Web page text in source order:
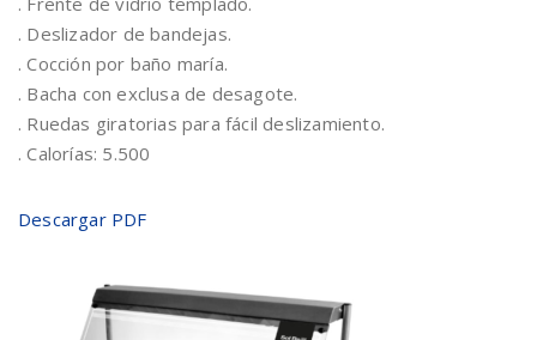
. Deslizador de bandejas.
. Cocción por baño maría.
. Bacha con exclusa de desagote.
. Ruedas giratorias para fácil deslizamiento.
. Calorías: 5.500
Descargar PDF